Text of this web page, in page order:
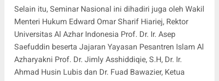
Selain itu, Seminar Nasional ini dihadiri juga oleh Wakil
Menteri Hukum Edward Omar Sharif Hiariej, Rektor
Universitas Al Azhar Indonesia Prof. Dr. Ir. Asep
Saefuddin beserta Jajaran Yayasan Pesantren Islam Al
Azharyakni Prof. Dr. Jimly Asshiddiqie, S.H, Dr. Ir.
Ahmad Husin Lubis dan Dr. Fuad Bawazier, Ketua